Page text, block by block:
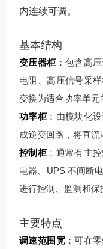
内连续可调。
基本结构
变压器柜：包含高
电阻、高压信号采
变换为适合功率单元
功率柜：由模块化
成逆变回路，将直流
控制柜：通常有主
电器、UPS 不间断
进行控制、监测和保
主要特点
调速范围宽：可在